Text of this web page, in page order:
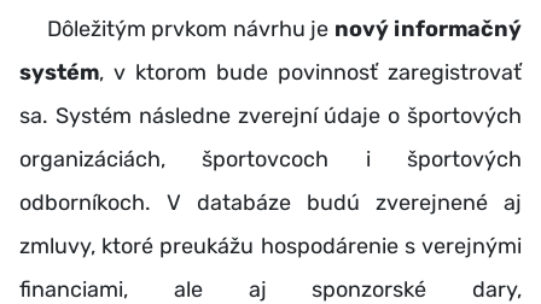
Dôležitým prvkom návrhu je nový informačný
systém, v ktorom bude povinnosť zaregistrovať
sa. Systém následne zverejní údaje o športových
organizáciách, športovcoch i športových
odborníkoch. V databáze budú zverejnené aj
zmluvy, ktoré preukážu hospodárenie s verejnými
financiami, ale aj sponzorské dary,